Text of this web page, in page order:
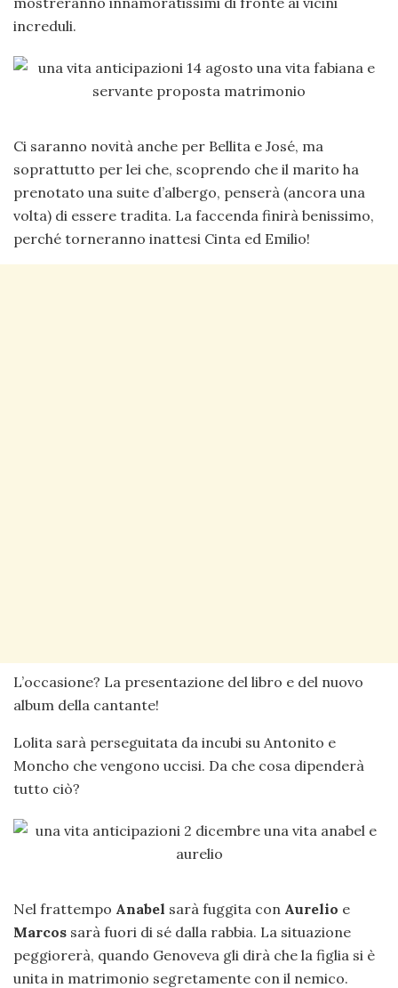
increduli.
Ci saranno novità anche per Bellita e José, ma
soprattutto per lei che, scoprendo che il marito ha
prenotato una suite d’albergo, penserà (ancora una
volta) di essere tradita. La faccenda finirà benissimo,
perché torneranno inattesi Cinta ed Emilio!
L’occasione? La presentazione del libro e del nuovo
album della cantante!
Lolita sarà perseguitata da incubi su Antonito e
Moncho che vengono uccisi. Da che cosa dipenderà
tutto ciò?
Nel frattempo Anabel sarà fuggita con Aurelio e
Marcos sarà fuori di sé dalla rabbia. La situazione
peggiorerà, quando Genoveva gli dirà che la figlia si è
unita in matrimonio segretamente con il nemico.